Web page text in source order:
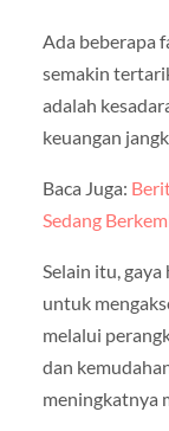
Ada beberapa
semakin
adalah
keuangan
Baca Juga:
Sedang
Selain itu,
untuk
melalui
dan
meningkatnya